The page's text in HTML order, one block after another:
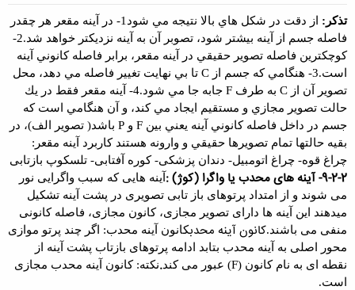
تذكر: از دقت در شكل هاي بالا نتيجه مي شود 1- در آينه مقعر هر چقدر
فاصله جسم از آينه بيشتر شود، تصوبر آن به آينه نزديكتر خواهد شد. 2-
كوچكترين فاصله تصوير حقيقي در آينه مقعر، برابر فاصله كانوني آينه
است.3- هنگامي كه جسم از C تا بي نهايت تغيير فاصله مي دهد، محل
تصوير آن از C به طرف F جابه جا مي شود. 4- آينه مقعر فقط در يك
حالت تصوير مجازي و مستقيم ايجاد مي كند، و آن هنگامي است كه
جسم در داخل فاصله كانوني آينه يعني بين F و P باشد( تصوير الف)، در
بقيه حالتها تمام تصويرها حقيقي و وارونه هستند کاربرد آینه مقعر:
چراغ قوه- چراغ اتومبیل- دندان پزشکی- کوره آفتابی- تلسکوپ بازتابی
2-2-9- آینه های محدب یا واگرا (کوژ) :
آینه هایی که سبب واگرایی نور
می شوند و از امتداد پرتوهای باز تابی تصویری در پشت آینه تشکیل
می­دهند این آینه ها دارای تصویر مجازی، کانون مجازی، فاصله کانونی
منفی می باشند.کانون آینه محدبکانون آینه محدب: اگر چند پرتو موازی
محور اصلی به
آینه محدب بتابد ادامه پرتوهای بازتاب پشت آینه از
نقطه ای به نام کانون (F) عبور می کند.نکته: کانون آینه محدب مجازی
است.